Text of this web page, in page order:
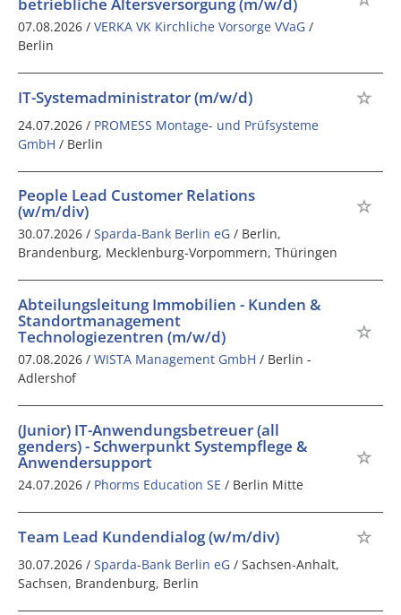
07.08.2026 / VERKA VK Kirchliche Vorsorge VVaG /
Berlin
IT-Systemadministrator (m/w/d)
24.07.2026 / PROMESS Montage- und Prüfsysteme
GmbH / Berlin
People Lead Customer Relations
(w/m/div)
30.07.2026 / Sparda-Bank Berlin eG / Berlin,
Brandenburg, Mecklenburg-Vorpommern, Thüringen
Abteilungsleitung Immobilien - Kunden &
Standortmanagement
Technologiezentren (m/w/d)
07.08.2026 / WISTA Management GmbH / Berlin -
Adlershof
(Junior) IT-Anwendungsbetreuer (all
genders) - Schwerpunkt Systempflege &
Anwendersupport
24.07.2026 / Phorms Education SE / Berlin Mitte
Team Lead Kundendialog (w/m/div)
30.07.2026 / Sparda-Bank Berlin eG / Sachsen-Anhalt,
Sachsen, Brandenburg, Berlin